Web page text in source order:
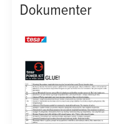
Dokumenter